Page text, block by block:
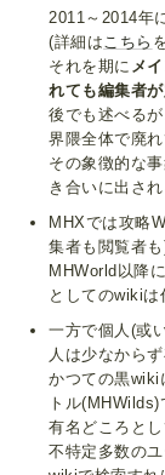
2011～2014年
(詳細は こちら
それを期に メ
れても編集者
後でも述べる
界隈全体で廃
その象徴的な
き合いに出され
MHXでは攻略
集者も閲覧者も
MHWorld以降
としてのwikiは
一方で個人(或
人は少なから
かつての黒wiki
トル(MHWilds)
有名どころと
不特定多数の